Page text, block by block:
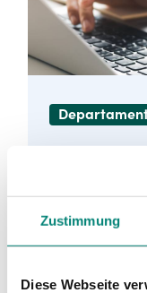
Zustimmung
Diese Webseite
Plantilla
Una
laboral es